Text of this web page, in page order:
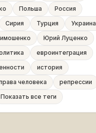
Польша
Россия
Сирия Турция
Украина
Юрий Луценко
евроинтеграция
история
человека
репрессии
Показать все теги